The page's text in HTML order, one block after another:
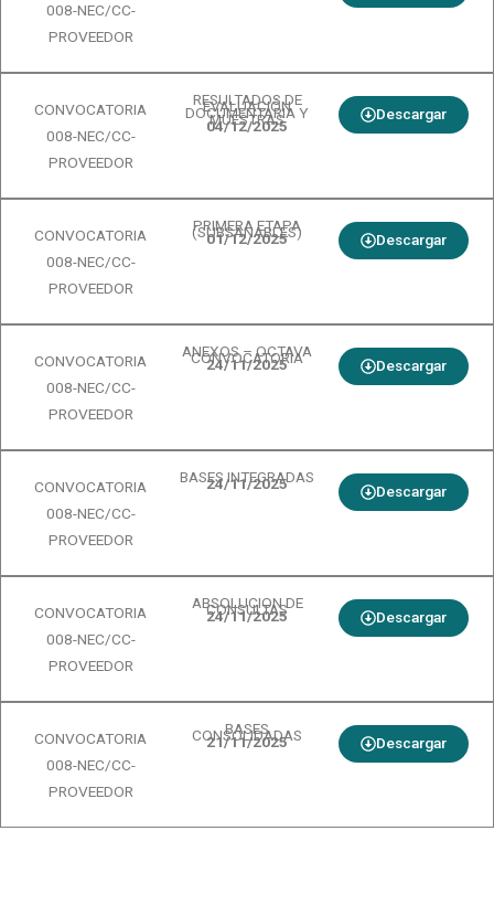
008-NEC/CC-
PROVEEDOR
CONVOCATORIA
008-NEC/CC-
PROVEEDOR
RESULTADOS DE
EVALUACIÓN
DOCUMENTARIA Y
MUESTRAS
04/12/2025
Descargar
CONVOCATORIA
008-NEC/CC-
PROVEEDOR
PRIMERA ETAPA
(SUBSANABLES)
01/12/2025 Descargar
CONVOCATORIA
008-NEC/CC-
PROVEEDOR
ANEXOS – OCTAVA
CONVOCATORIA
24/11/2025 Descargar
CONVOCATORIA
008-NEC/CC-
PROVEEDOR
BASES INTEGRADAS
24/11/2025 Descargar
CONVOCATORIA
008-NEC/CC-
PROVEEDOR
ABSOLUCION DE
CONSULTAS
24/11/2025 Descargar
CONVOCATORIA
008-NEC/CC-
PROVEEDOR
BASES
CONSOLIDADAS
21/11/2025 Descargar